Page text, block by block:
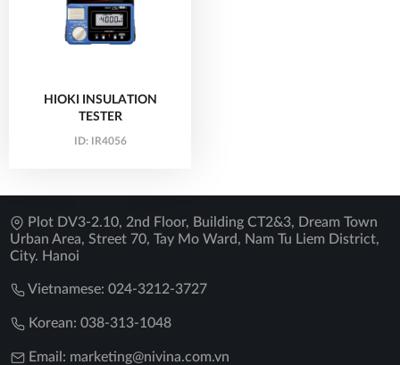
HIOKI INSULATION
TESTER
ID: IR4056
Plot DV3-2.10, 2nd Floor, Building CT2&3, Dream Town
Urban Area, Street 70, Tay Mo Ward, Nam Tu Liem District,
City. Hanoi
Vietnamese: 024-3212-3727
Korean: 038-313-1048
Email: marketing@nivina.com.vn